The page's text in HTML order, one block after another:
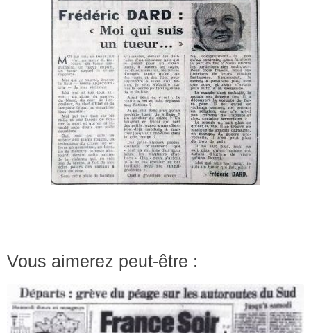
Vous aimerez peut-être :